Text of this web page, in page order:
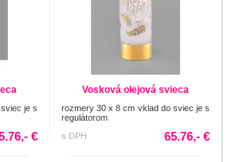
je s
€
Vosková olejová svieca
rozmery 30 x 8 cm vklad do sviec je s
regulátorom
s DPH
65.76,- €